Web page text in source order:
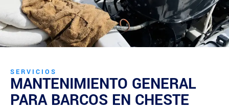
SERVICIOS
MANTENIMIENTO GENERAL
PARA BARCOS EN CHESTE